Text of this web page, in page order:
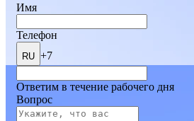
Имя
Телефон
RU +7
Ответим в течение рабочего дня
Вопрос